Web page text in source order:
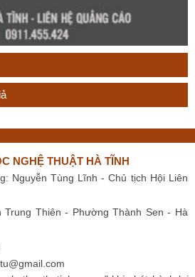
NGHỆ THUẬT HÀ TĨNH
Nguyễn Tùng Lĩnh - Chủ tịch Hội Liên
Thiên - Phường Thành Sen - Hà